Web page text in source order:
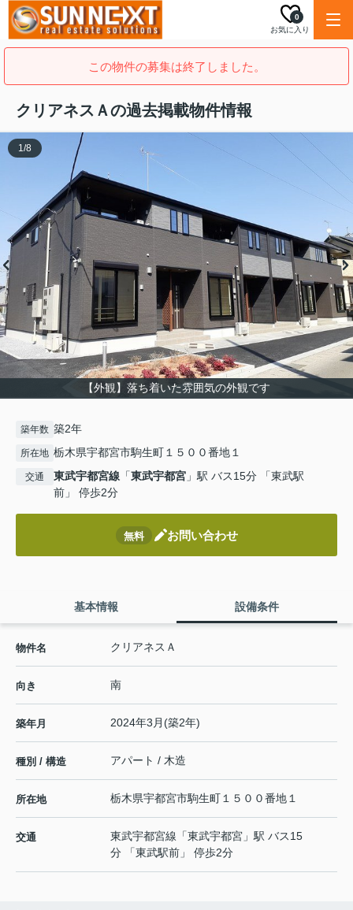
お気に入り
0
この物件の募集は終了しました。
クリアネスＡの過去掲載物件情報
【外観】落ち着いた雰囲気の外観です
1/8
築年数 築2年
所在地 栃木県宇都宮市駒生町１５００番地１
交通 東武宇都宮線 「東武宇都宮 」駅 バス15分 「東武駅
前」 停歩2分
無料 お問い合わせ
基本情報 設備条件
物件名 クリアネスＡ
向き 南
築年月 2024年3月(築2年)
種別 / 構造 アパート / 木造
所在地 栃木県宇都宮市駒生町１５００番地１
交通 東武宇都宮線 「東武宇都宮 」駅 バス15
分 「東武駅前」 停歩2分